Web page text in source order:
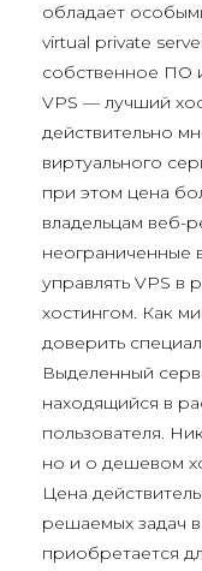
обладает
virtual private
собственное ПО
VPS — лучший
действительно
виртуального
при этом цена
владельцам веб-
неограниченные
управлять VPS в
хостингом. Как
доверить
Выделенный
находящийся в
пользователя.
но и о дешевом
Цена
решаемых задач
приобретается